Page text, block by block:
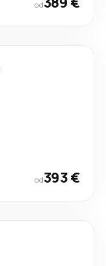
od
od393 €